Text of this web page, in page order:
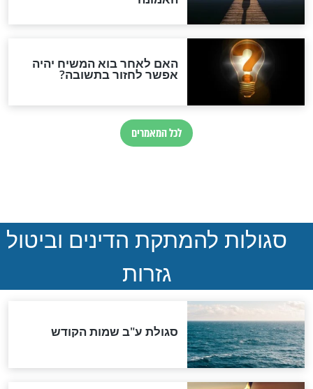
ההסכם החשאי של טראמפ
סימני שאלה
שורדת השואה שחוגגת 100:
"מודה לקב"ה על כל השנים"
לכל המאמרים